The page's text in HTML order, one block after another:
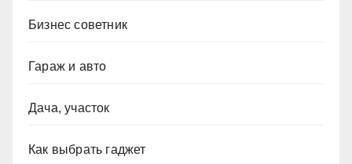
Бизнес советник
Гараж и авто
Дача, участок
Как выбрать гаджет